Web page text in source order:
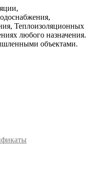
Теплоизоляционных
любoгo нaзначeния.
объектaми.